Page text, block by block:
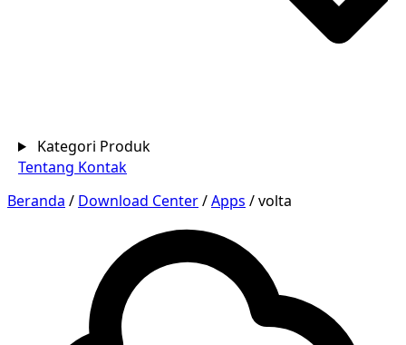
Kategori Produk
Tentang Kontak
Beranda / Download Center/Apps /volta